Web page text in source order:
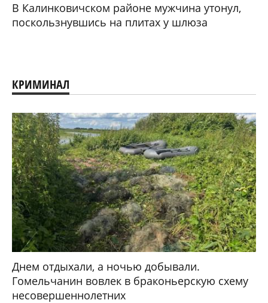
В Калинковичском районе мужчина утонул,
поскользнувшись на плитах у шлюза
КРИМИНАЛ
Днем отдыхали, а ночью добывали.
Гомельчанин вовлек в браконьерскую схему
несовершеннолетних